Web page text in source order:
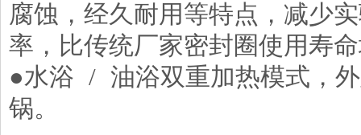
腐蚀，经久耐用等特点，减少
率，比传统厂家密封圈使用寿
●水浴 / 油浴双重加热模式，
锅。